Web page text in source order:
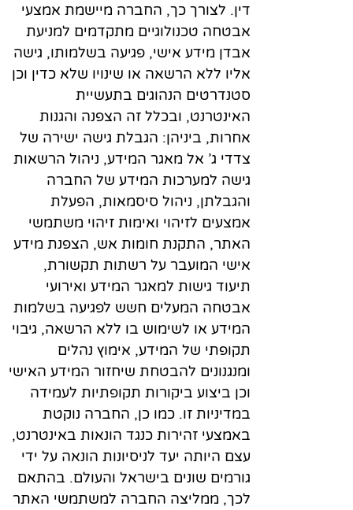
דין. לצורך כך, החברה מיישמת אמצעי
אבטחה טכנולוגיים מתקדמים למניעת
אבדן מידע אישי, פגיעה בשלמותו, גישה
אליו ללא הרשאה או שינויו שלא כדין וכן
סטנדרטים הנהוגים בתעשיית
האינטרנט, ובכלל זה הצפנה והגנות
אחרות, ביניהן: הגבלת גישה ישירה של
צדדי ג’ אל מאגר המידע, ניהול הרשאות
גישה למערכות המידע של החברה
והגבלתן, ניהול סיסמאות, הפעלת
אמצעים לזיהוי ואימות זיהוי משתמשי
האתר, התקנת חומות אש, הצפנת מידע
אישי המועבר על רשתות תקשורת,
תיעוד גישות למאגר המידע ואירועי
אבטחה המעלים חשש לפגיעה בשלמות
המידע או לשימוש בו ללא הרשאה, גיבוי
תקופתי של המידע, אימוץ נהלים
ומנגנונים להבטחת שיחזור המידע האישי
וכן ביצוע ביקורות תקופתיות לעמידה
במדיניות זו. כמו כן, החברה נוקטת
באמצעי זהירות כנגד הונאות באינטרנט,
עצם היותה יעד לניסיונות הונאה על ידי
גורמים שונים בישראל והעולם. בהתאם
לכך, ממליצה החברה למשתמשי האתר